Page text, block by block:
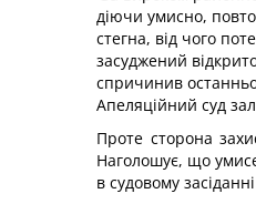
діючи умисно,
стегна, від чого
засуджений
спричинив
Апеляційний суд
Проте сторона
Наголошує, що
в судовому